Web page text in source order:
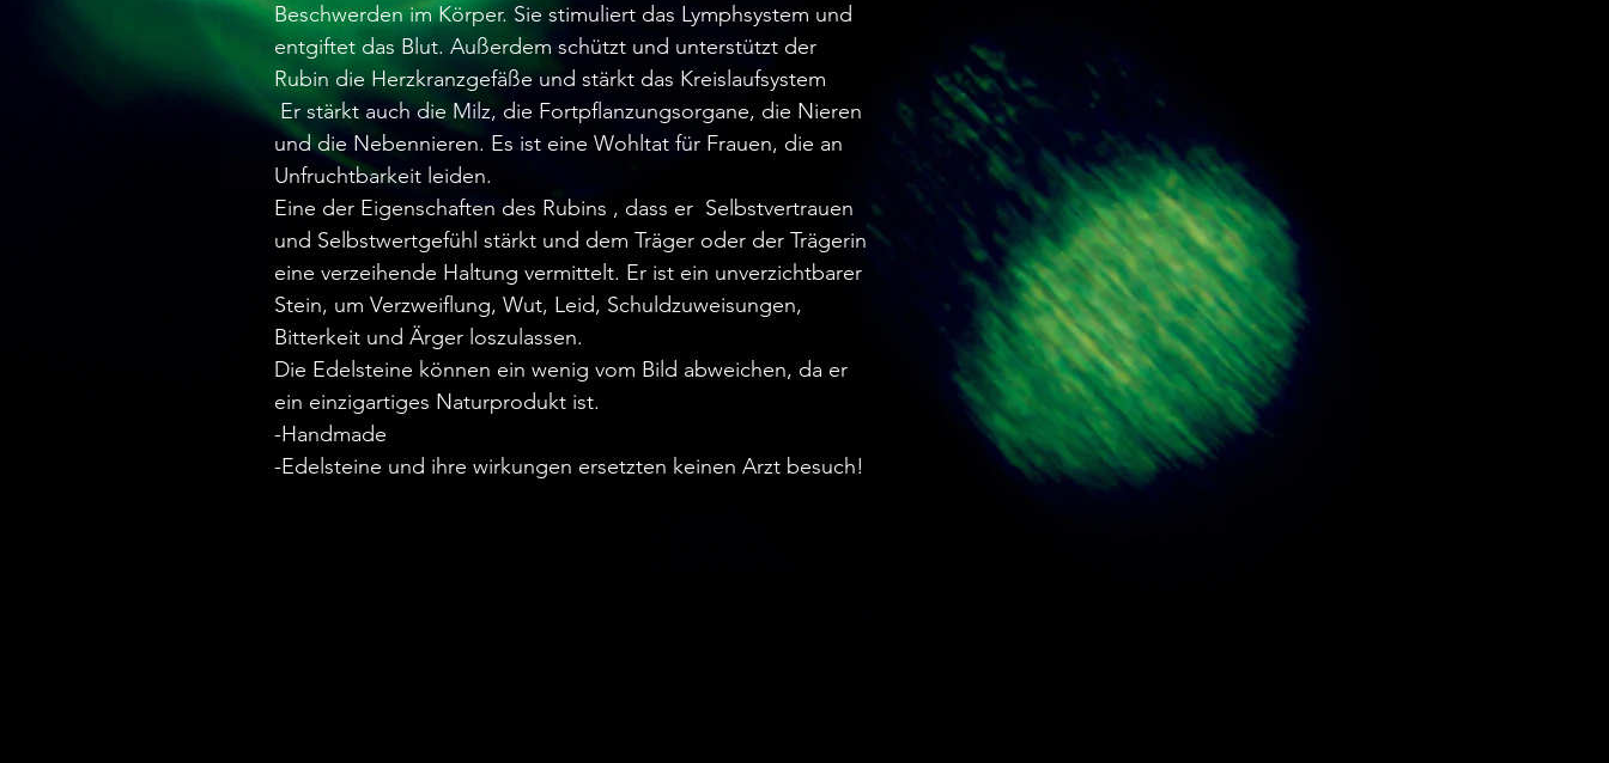
Beschwerden im Körper. Sie stimuliert das Lymphsystem und
entgiftet das Blut. Außerdem schützt und unterstützt der
Rubin die Herzkranzgefäße und stärkt das Kreislaufsystem
Er stärkt auch die Milz, die Fortpflanzungsorgane, die Nieren
und die Nebennieren. Es ist eine Wohltat für Frauen, die an
Unfruchtbarkeit leiden.
Eine der Eigenschaften des Rubins , dass er Selbstvertrauen
und Selbstwertgefühl stärkt und dem Träger oder der Trägerin
eine verzeihende Haltung vermittelt. Er ist ein unverzichtbarer
Stein, um Verzweiflung, Wut, Leid, Schuldzuweisungen,
Bitterkeit und Ärger loszulassen.
Die Edelsteine können ein wenig vom Bild abweichen, da er
ein einzigartiges Naturprodukt ist.
-Handmade
-Edelsteine und ihre wirkungen ersetzten keinen Arzt besuch!